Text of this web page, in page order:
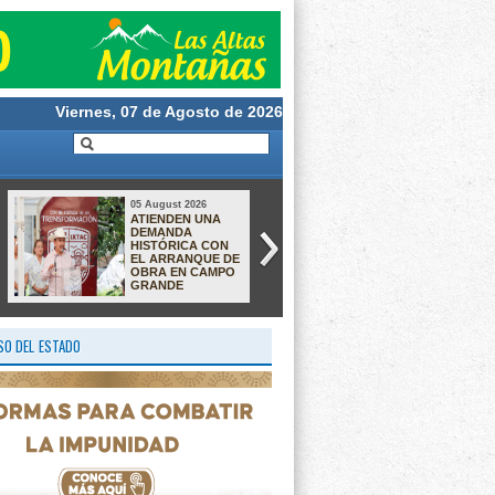
Viernes, 07 de Agosto de 2026
05 August 2026
ATIENDEN UNA
DEMANDA
HISTÓRICA CON
EL ARRANQUE DE
OBRA EN CAMPO
GRANDE
VERACRUZ: 38
DÍAS SIN
DEL ESTADO